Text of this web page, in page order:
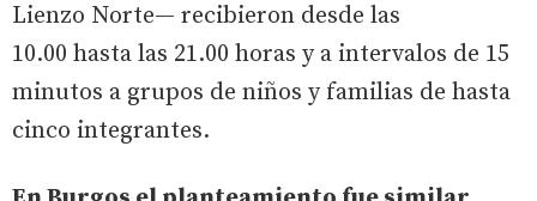
Lienzo Norte— recibieron desde las
10.00 hasta las 21.00 horas y a intervalos de 15
minutos a grupos de niños y familias de hasta
cinco integrantes.